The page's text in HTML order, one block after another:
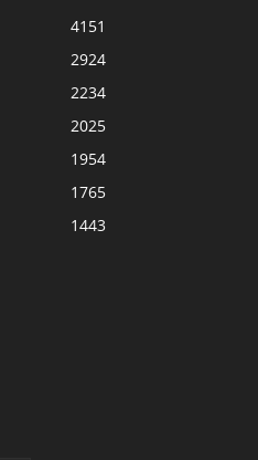
4151
2924
2234
2025
1954
1765
1443